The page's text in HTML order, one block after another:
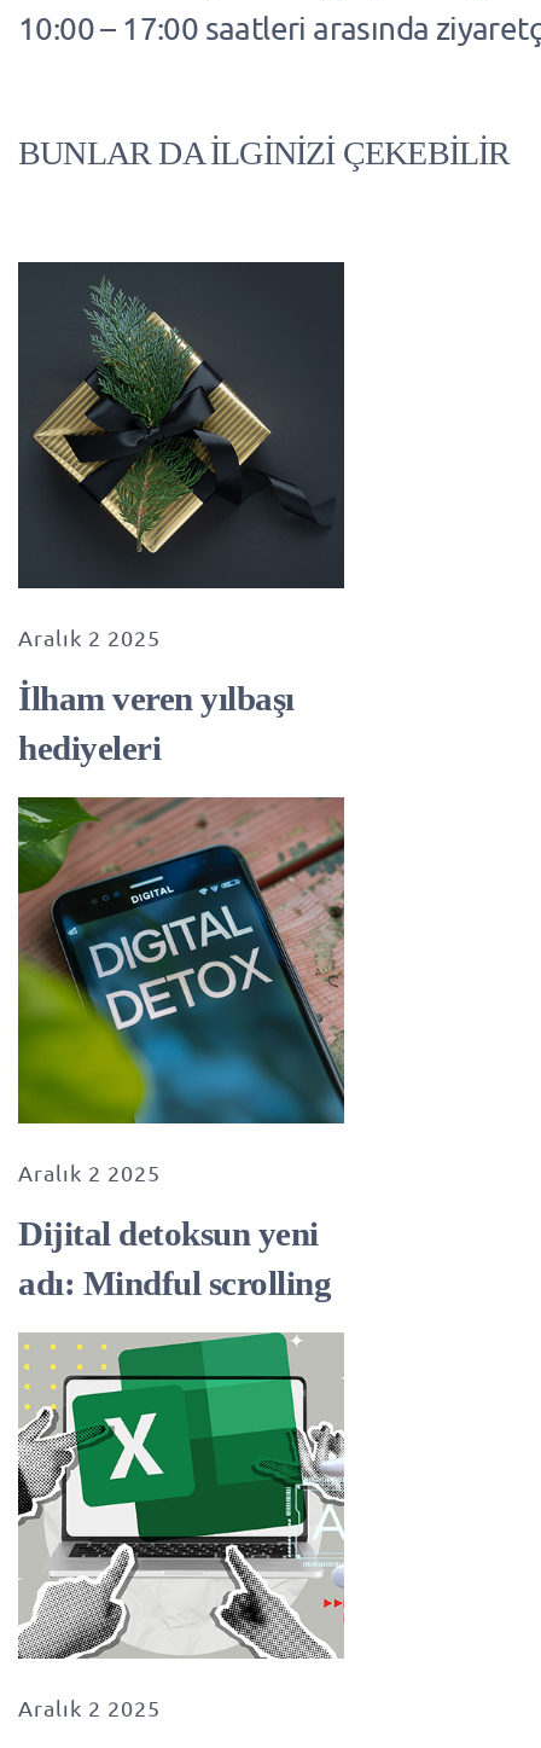
10:00 – 17:00 saatleri arasında
BUNLAR DA İLGİNİZİ ÇEKEBİLİR
Aralık 2 2025
İlham veren yılbaşı
hediyeleri
Aralık 2 2025
Dijital detoksun yeni
adı: Mindful scrolling
Aralık 2 2025